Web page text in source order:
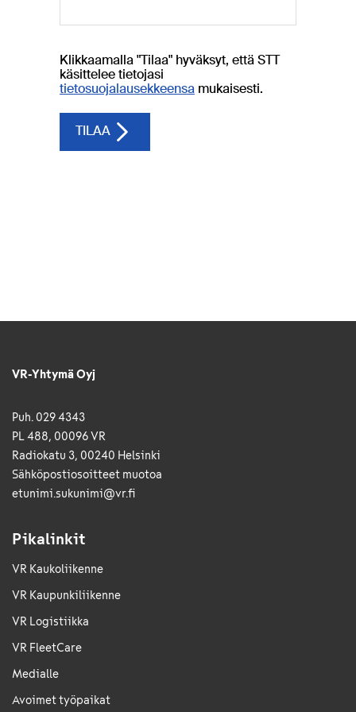
VR-Yhtymä Oyj
Puh. 029 4343
PL 488, 00096 VR
Radiokatu 3, 00240 Helsinki
Sähkö­posti­osoitteet muotoa
etunimi.sukunimi@vr.fi
Pikalinkit
VR Kaukoliikenne
VR Kaupunkiliikenne
VR Logistiikka
VR FleetCare
Medialle
Avoimet työpaikat